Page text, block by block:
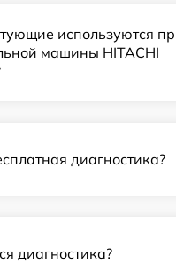
используются
машины HITACHI
диагностика?
диагностика?